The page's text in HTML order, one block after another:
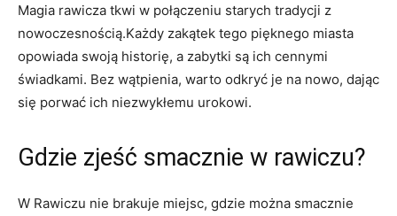
Magia rawicza tkwi w połączeniu starych tradycji z
nowoczesnością.Każdy zakątek tego pięknego miasta
opowiada swoją historię, a zabytki są ich cennymi
świadkami. Bez wątpienia, warto odkryć je na nowo, dając
się porwać ich niezwykłemu urokowi.
Gdzie zjeść smacznie w rawiczu?
W Rawiczu nie brakuje miejsc, gdzie można smacznie